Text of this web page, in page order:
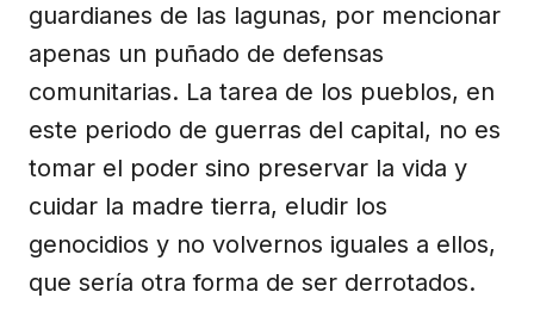
guardianes de las lagunas, por mencionar
apenas un puñado de defensas
comunitarias. La tarea de los pueblos, en
este periodo de guerras del capital, no es
tomar el poder sino preservar la vida y
cuidar la madre tierra, eludir los
genocidios y no volvernos iguales a ellos,
que sería otra forma de ser derrotados.